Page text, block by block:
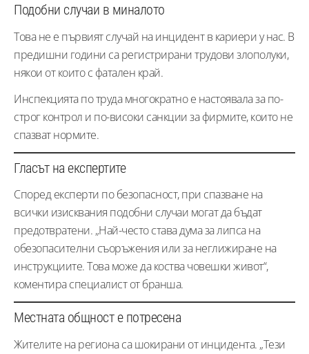
Подобни случаи в миналото
Това не е първият случай на инцидент в кариери у нас. В
предишни години са регистрирани трудови злополуки,
някои от които с фатален край.
Инспекцията по труда многократно е настоявала за по-
строг контрол и по-високи санкции за фирмите, които не
спазват нормите.
Гласът на експертите
Според експерти по безопасност, при спазване на
всички изисквания подобни случаи могат да бъдат
предотвратени. „Най-често става дума за липса на
обезопасителни съоръжения или за неглижиране на
инструкциите. Това може да коства човешки живот“,
коментира специалист от бранша.
Местната общност е потресена
Жителите на региона са шокирани от инцидента. „Тези